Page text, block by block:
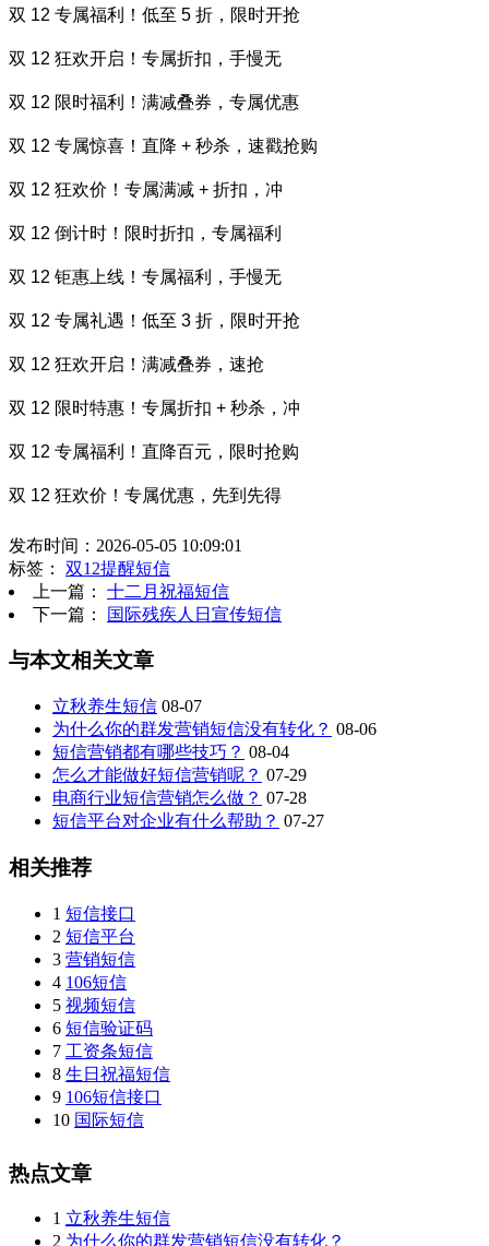
双 12 专属福利！低至 5 折，限时开抢
双 12 狂欢开启！专属折扣，手慢无
双 12 限时福利！满减叠券，专属优惠
双 12 专属惊喜！直降 + 秒杀，速戳抢购
双 12 狂欢价！专属满减 + 折扣，冲
双 12 倒计时！限时折扣，专属福利
双 12 钜惠上线！专属福利，手慢无
双 12 专属礼遇！低至 3 折，限时开抢
双 12 狂欢开启！满减叠券，速抢
双 12 限时特惠！专属折扣 + 秒杀，冲
双 12 专属福利！直降百元，限时抢购
双 12 狂欢价！专属优惠，先到先得
发布时间：2026-05-05 10:09:01
标签： 双12提醒短信
上一篇： 十二月祝福短信
下一篇：
国际残疾人日宣传短信
与本文相关文章
立秋养生短信 08-07
为什么你的群发营销短信没有转化？ 08-06
短信营销都有哪些技巧？ 08-04
怎么才能做好短信营销呢？ 07-29
电商行业短信营销怎么做？ 07-28
短信平台对企业有什么帮助？ 07-27
相关推荐
1 短信接口
2 短信平台
3 营销短信
4 106短信
5 视频短信
6 短信验证码
7 工资条短信
8 生日祝福短信
9 106短信接口
10 国际短信
热点文章
1 立秋养生短信
2 为什么你的群发营销短信没有转化？